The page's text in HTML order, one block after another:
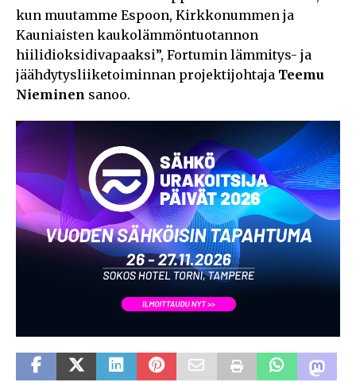
kun muutamme Espoon, Kirkkonummen ja
Kauniaisten kaukolämmöntuotannon
hiilidioksidivapaaksi”, Fortumin lämmitys- ja
jäähdytysliiketoiminnan projektijohtaja Teemu
Nieminen sanoo.